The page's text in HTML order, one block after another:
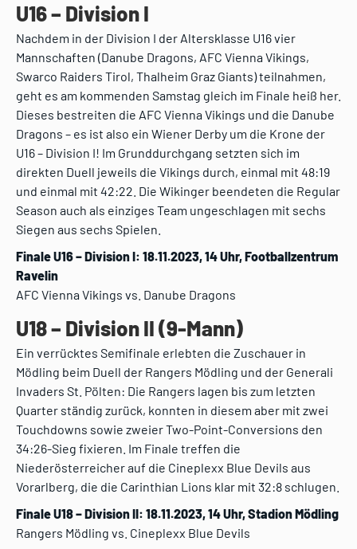
U16 – Division I
Nachdem in der Division I der Altersklasse U16 vier
Mannschaften (Danube Dragons, AFC Vienna Vikings,
Swarco Raiders Tirol, Thalheim Graz Giants) teilnahmen,
geht es am kommenden Samstag gleich im Finale heiß her.
Dieses bestreiten die AFC Vienna Vikings und die Danube
Dragons – es ist also ein Wiener Derby um die Krone der
U16 – Division I! Im Grunddurchgang setzten sich im
direkten Duell jeweils die Vikings durch, einmal mit 48:19
und einmal mit 42:22. Die Wikinger beendeten die Regular
Season auch als einziges Team ungeschlagen mit sechs
Siegen aus sechs Spielen.
Finale U16 – Division I: 18.11.2023, 14 Uhr, Footballzentrum
Ravelin
AFC Vienna Vikings vs. Danube Dragons
U18 – Division II (9-Mann)
Ein verrücktes Semifinale erlebten die Zuschauer in
Mödling beim Duell der Rangers Mödling und der Generali
Invaders St. Pölten: Die Rangers lagen bis zum letzten
Quarter ständig zurück, konnten in diesem aber mit zwei
Touchdowns sowie zweier Two-Point-Conversions den
34:26-Sieg fixieren. Im Finale treffen die
Niederösterreicher auf die Cineplexx Blue Devils aus
Vorarlberg, die die Carinthian Lions klar mit 32:8 schlugen.
Finale U18 – Division II: 18.11.2023, 14 Uhr, Stadion Mödling
Rangers Mödling vs. Cineplexx Blue Devils